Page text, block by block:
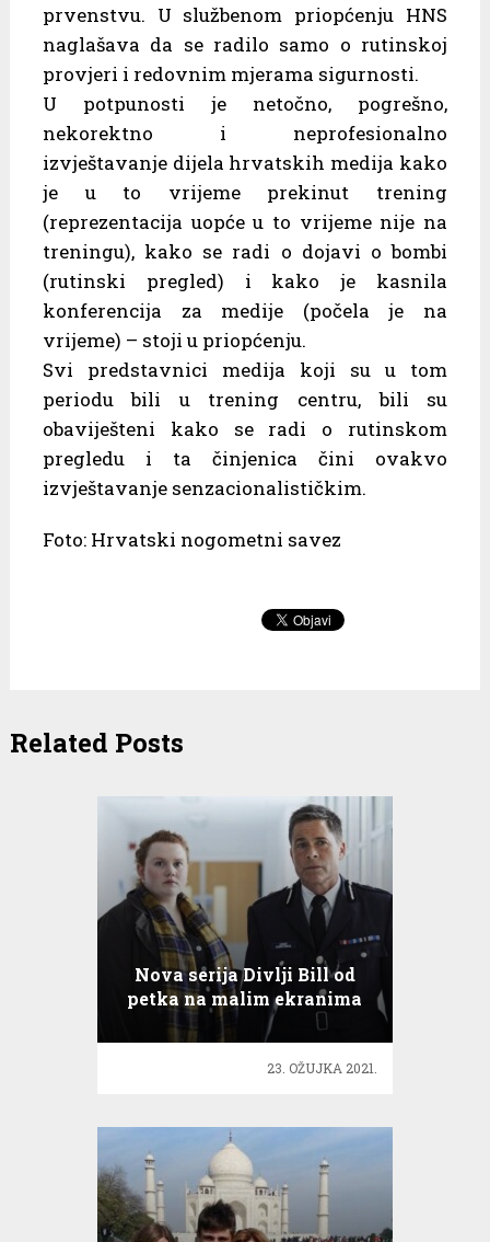
prvenstvu. U službenom priopćenju HNS
naglašava da se radilo samo o rutinskoj
provjeri i redovnim mjerama sigurnosti.
U potpunosti je netočno, pogrešno,
nekorektno i neprofesionalno
izvještavanje dijela hrvatskih medija kako
je u to vrijeme prekinut trening
(reprezentacija uopće u to vrijeme nije na
treningu), kako se radi o dojavi o bombi
(rutinski pregled) i kako je kasnila
konferencija za medije (počela je na
vrijeme) – stoji u priopćenju.
Svi predstavnici medija koji su u tom
periodu bili u trening centru, bili su
obaviješteni kako se radi o rutinskom
pregledu i ta činjenica čini ovakvo
izvještavanje senzacionalističkim.
Foto: Hrvatski nogometni savez
Related Posts
Nova serija Divlji Bill od
petka na malim ekranima
23. OŽUJKA 2021.